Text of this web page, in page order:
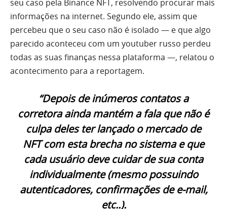
seu caso pela Binance NFT, resolvendo procurar mais
informações na internet. Segundo ele, assim que
percebeu que o seu caso não é isolado — e que algo
parecido aconteceu com um youtuber russo perdeu
todas as suas finanças nessa plataforma —, relatou o
acontecimento para a reportagem.
“Depois de inúmeros contatos a
corretora ainda mantém a fala que não é
culpa deles ter lançado o mercado de
NFT com esta brecha no sistema e que
cada usuário deve cuidar de sua conta
individualmente (mesmo possuindo
autenticadores, confirmações de e-mail,
etc..).